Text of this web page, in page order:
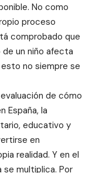
No como
proceso
comprobado que
un niño afecta
no siempre se
de cómo
España, la
educativo y
en
realidad. Y en el
multiplica. Por